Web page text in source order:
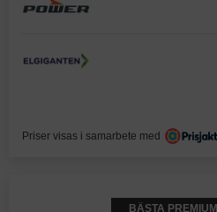
Priser visas i samarbete med
BÄSTA PREMIUM